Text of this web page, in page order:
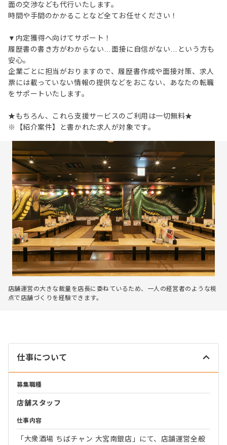
面の交渉なども代行いたします。
時間や手間のかかることなど全てお任せください！
▼内定獲得へ向けてサポート！
履歴書の書き方がわからない…面接に自信がない…という方も
安心。
企業ごとに担当がおりますので、履歴書作成や面接対策、求人
票には載っていない情報の提供などをおこない、あなたの転職
をサポートいたします。
★もちろん、これら支援サービスのご利用は一切無料★
※【紹介案件】と書かれた求人が対象です。
店舗運営の大きな裁量を店長に委ねているため、一人の経営者のような視
点で店舗づくりを経験できます。
仕事について
募集職種
店舗スタッフ
仕事内容
「大衆酒場 ちばチャン 大宮南銀店」にて、店舗運営全般